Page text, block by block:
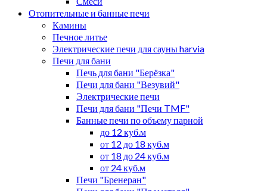
Отопительные и банные печи
Камины
Печное литье
Электрические печи для сауны harvia
Печи для бани
Печь для бани "Берёзка"
Печи для бани "Везувий"
Электрические печи
Печи для бани "Печи TMF"
Банные печи по объему парной
до 12 куб.м
от 12 до 18 куб.м
от 18 до 24 куб.м
от 24 куб.м
Печи "Бренеран"